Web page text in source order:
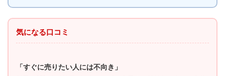
3.3
🔥 2.
高価
買取
を最
する
なら
気になる口コミ
「すぐに売りたい人には不向き」